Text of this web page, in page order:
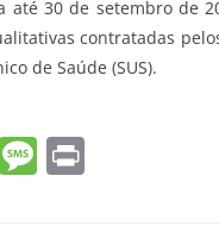
até 30 de setembro de
contratadas
de Saúde (SUS).
W M